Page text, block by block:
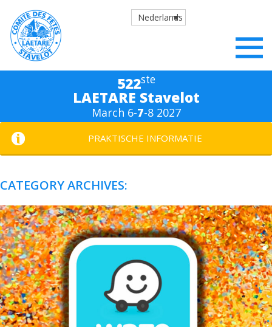
Nederlands
522ste
LAETARE Stavelot
March 6-7-8 2027
PRAKTISCHE INFORMATIE
CATEGORY ARCHIVES: